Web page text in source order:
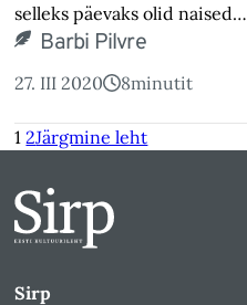
selleks päevaks olid naised…
Barbi Pilvre
27. III 2020 8minutit
1 2Järgmine leht
Sirp